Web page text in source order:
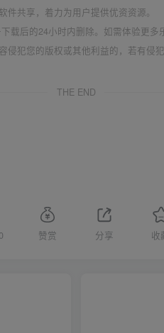
共享，着力为用户提供优资资源。
后的24小时内删除。如需体验更多
侵犯您的版权或其他利益的，若有侵
THE END
0 赞赏 分享 收